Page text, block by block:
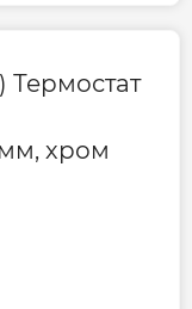
Термостат
хром